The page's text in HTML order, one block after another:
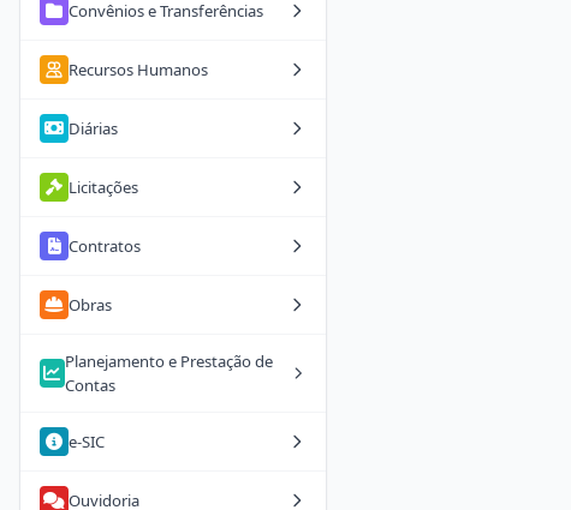
Convênios e Transferências
Recursos Humanos
Diárias
Licitações
Contratos
Obras
Planejamento e Prestação de
Contas
e-SIC
Ouvidoria